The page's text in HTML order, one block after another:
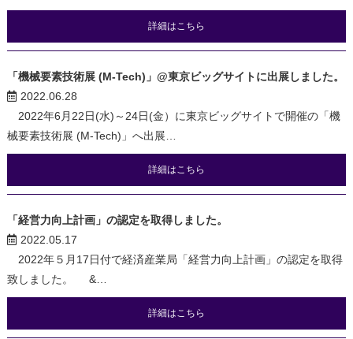
詳細はこちら
「機械要素技術展 (M-Tech)」@東京ビッグサイトに出展しました。
2022.06.28
2022年6月22日(水)～24日(金）に東京ビッグサイトで開催の「機
械要素技術展 (M-Tech)」へ出展…
詳細はこちら
「経営力向上計画」の認定を取得しました。
2022.05.17
2022年５月17日付で経済産業局「経営力向上計画」の認定を取得
致しました。 &…
詳細はこちら